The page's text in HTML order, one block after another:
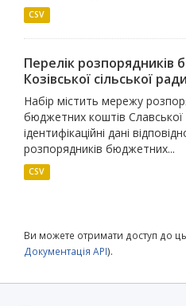
CSV
Перелік розпорядників
Козівської сільської ради
Набір містить мережу
бюджетних коштів
ідентифікаційні дані
розпорядників бюджетних...
CSV
Ви можете отримати доступ до
Документація API).